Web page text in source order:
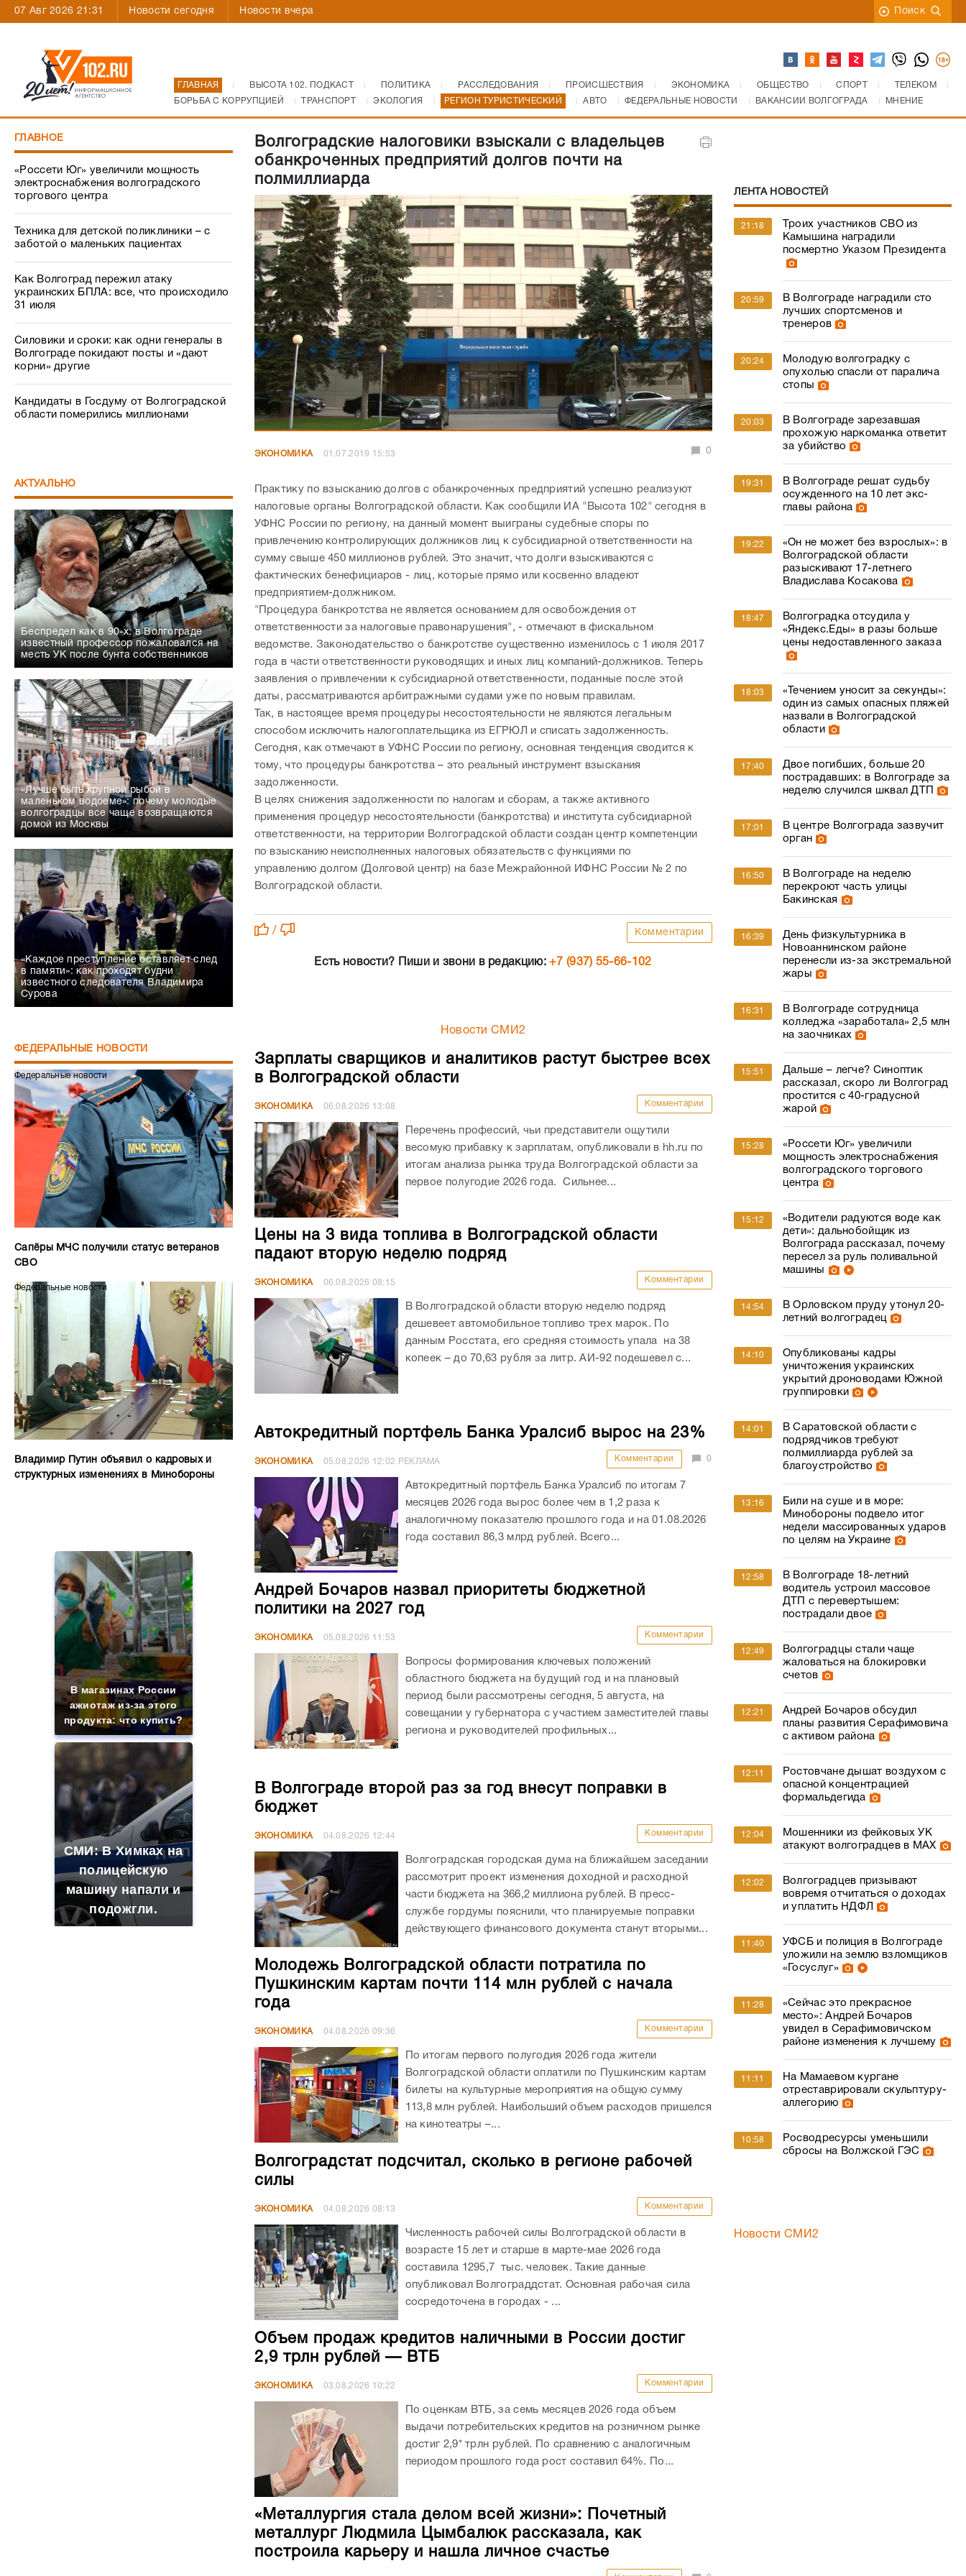
07 Авг 2026 21:31 Новости сегодня Новости вчера Поиск
ГЛАВНАЯ ВЫСОТА 102. ПОДКАСТ ПОЛИТИКА РАССЛЕДОВАНИЯ ПРОИСШЕСТВИЯ ЭКОНОМИКА ОБЩЕСТВО СПОРТ
ТЕЛЕКОМ
БОРЬБА С КОРРУПЦИЕЙ
ТРАНСПОРТ ЭКОЛОГИЯ РЕГИОН ТУРИСТИЧЕСКИЙ АВТО ФЕДЕРАЛЬНЫЕ НОВОСТИ ВАКАНСИИ ВОЛГОГРАДА МНЕНИЕ
ГЛАВНОЕ
«Россети Юг» увеличили мощность
электроснабжения волгоградского
торгового центра
Техника для детской поликлиники – с
заботой о маленьких пациентах
Как Волгоград пережил атаку
украинских БПЛА: все, что происходило
31 июля
Силовики и сроки: как одни генералы в
Волгограде покидают посты и «дают
корни» другие
Кандидаты в Госдуму от Волгоградской
области померились миллионами
АКТУАЛЬНО
Беспредел как в 90-х: в Волгограде
известный профессор пожаловался на
месть УК после бунта собственников
«Лучше быть крупной рыбой в
маленьком водоеме»: почему молодые
волгоградцы все чаще возвращаются
домой из Москвы
«Каждое преступление оставляет след
в памяти»: как проходят будни
известного следователя Владимира
Сурова
ФЕДЕРАЛЬНЫЕ НОВОСТИ
Федеральные новости
Сапёры МЧС получили статус ветеранов
СВО
Федеральные новости
Владимир Путин объявил о кадровых и
структурных изменениях в Минобороны
В магазинах России
ажиотаж из-за этого
продукта: что купить?
СМИ: В Химках на
полицейскую
машину напали и
подожгли.
Волгоградские налоговики взыскали с владельцев
обанкроченных предприятий долгов почти на
полмиллиарда
ЭКОНОМИКА 01.07.2019 15:53 0
Практику по взысканию долгов с обанкроченных предприятий успешно реализуют
налоговые органы Волгоградской области. Как сообщили ИА "Высота 102" сегодня в
УФНС России по региону, на данный момент выиграны судебные споры по
привлечению контролирующих должников лиц к субсидиарной ответственности на
сумму свыше 450 миллионов рублей. Это значит, что долги взыскиваются с
фактических бенефициаров - лиц, которые прямо или косвенно владеют
предприятием-должником.
"Процедура банкротства не является основанием для освобождения от
ответственности за налоговые правонарушения", - отмечают в фискальном
ведомстве. Законодательство о банкротстве существенно изменилось с 1 июля 2017
года в части ответственности руководящих и иных лиц компаний-должников. Теперь
заявления о привлечении к субсидиарной ответственности, поданные после этой
даты, рассматриваются арбитражными судами уже по новым правилам.
Так, в настоящее время процедуры несостоятельности не являются легальным
способом исключить налогоплательщика из ЕГРЮЛ и списать задолженность.
Сегодня, как отмечают в УФНС России по региону, основная тенденция сводится к
тому, что процедуры банкротства – это реальный инструмент взыскания
задолженности.
В целях снижения задолженности по налогам и сборам, а также активного
применения процедур несостоятельности (банкротства) и института субсидиарной
ответственности, на территории Волгоградской области создан центр компетенции
по взысканию неисполненных налоговых обязательств с функциями по
управлению долгом (Долговой центр) на базе Межрайонной ИФНС России № 2 по
Волгоградской области.
/ Комментарии
Есть новости? Пиши и звони в редакцию:+7 (937) 55-66-102
Новости СМИ2
Зарплаты сварщиков и аналитиков растут быстрее всех
в Волгоградской области
ЭКОНОМИКА 06.08.2026 13:08 Комментарии
Перечень профессий, чьи представители ощутили
весомую прибавку к зарплатам, опубликовали в hh.ru по
итогам анализа рынка труда Волгоградской области за
первое полугодие 2026 года. Сильнее...
Цены на 3 вида топлива в Волгоградской области
падают вторую неделю подряд
ЭКОНОМИКА 06.08.2026 08:15 Комментарии
В Волгоградской области вторую неделю подряд
дешевеет автомобильное топливо трех марок. По
данным Росстата, его средняя стоимость упала на 38
копеек – до 70,63 рубля за литр. АИ-92 подешевел с...
Автокредитный портфель Банка Уралсиб вырос на 23%
ЭКОНОМИКА 05.08.2026 12:02 РЕКЛАМА Комментарии 0
Автокредитный портфель Банка Уралсиб по итогам 7
месяцев 2026 года вырос более чем в 1,2 раза к
аналогичному показателю прошлого года и на 01.08.2026
года составил 86,3 млрд рублей. Всего...
Андрей Бочаров назвал приоритеты бюджетной
политики на 2027 год
ЭКОНОМИКА 05.08.2026 11:53 Комментарии
Вопросы формирования ключевых положений
областного бюджета на будущий год и на плановый
период были рассмотрены сегодня, 5 августа, на
совещании у губернатора с участием заместителей главы
региона и руководителей профильных...
В Волгограде второй раз за год внесут поправки в
бюджет
ЭКОНОМИКА 04.08.2026 12:44 Комментарии
Волгоградская городская дума на ближайшем заседании
рассмотрит проект изменения доходной и расходной
части бюджета на 366,2 миллиона рублей. В пресс-
службе гордумы пояснили, что планируемые поправки
действующего финансового документа станут вторыми...
Молодежь Волгоградской области потратила по
Пушкинским картам почти 114 млн рублей с начала
года
ЭКОНОМИКА 04.08.2026 09:36 Комментарии
По итогам первого полугодия 2026 года жители
Волгоградской области оплатили по Пушкинским картам
билеты на культурные мероприятия на общую сумму
113,8 млн рублей. Наибольший объем расходов пришелся
на кинотеатры –...
Волгоградстат подсчитал, сколько в регионе рабочей
силы
ЭКОНОМИКА 04.08.2026 08:13 Комментарии
Численность рабочей силы Волгоградской области в
возрасте 15 лет и старше в марте-мае 2026 года
составила 1295,7 тыс. человек. Такие данные
опубликовал Волгограддстат. Основная рабочая сила
сосредоточена в городах - ...
Объем продаж кредитов наличными в России достиг
2,9 трлн рублей — ВТБ
ЭКОНОМИКА 03.08.2026 10:22 Комментарии
По оценкам ВТБ, за семь месяцев 2026 года объем
выдачи потребительских кредитов на розничном рынке
достиг 2,9* трлн рублей. По сравнению с аналогичным
периодом прошлого года рост составил 64%. По...
«Металлургия стала делом всей жизни»: Почетный
металлург Людмила Цымбалюк рассказала, как
построила карьеру и нашла личное счастье
ЛЕНТА НОВОСТЕЙ
21:18
Троих участников СВО из
Камышина наградили
посмертно Указом Президента
20:59
В Волгограде наградили сто
лучших спортсменов и
тренеров
20:24
Молодую волгоградку с
опухолью спасли от паралича
стопы
20:03
В Волгограде зарезавшая
прохожую наркоманка ответит
за убийство
19:31
В Волгограде решат судьбу
осужденного на 10 лет экс-
главы района
19:22
«Он не может без взрослых»: в
Волгоградской области
разыскивают 17-летнего
Владислава Косакова
18:47
Волгоградка отсудила у
«Яндекс.Еды» в разы больше
цены недоставленного заказа
18:03
«Течением уносит за секунды»:
один из самых опасных пляжей
назвали в Волгоградской
области
17:40
Двое погибших, больше 20
пострадавших: в Волгограде за
неделю случился шквал ДТП
17:01
В центре Волгограда зазвучит
орган
16:50
В Волгограде на неделю
перекроют часть улицы
Бакинская
16:39
День физкультурника в
Новоаннинском районе
перенесли из-за экстремальной
жары
16:31
В Волгограде сотрудница
колледжа «заработала» 2,5 млн
на заочниках
15:51
Дальше – легче? Синоптик
рассказал, скоро ли Волгоград
простится с 40-градусной
жарой
15:28
«Россети Юг» увеличили
мощность электроснабжения
волгоградского торгового
центра
15:12
«Водители радуются воде как
дети»: дальнобойщик из
Волгограда рассказал, почему
пересел за руль поливальной
машины
14:54
В Орловском пруду утонул 20-
летний волгоградец
14:10
Опубликованы кадры
уничтожения украинских
укрытий дроноводами Южной
группировки
14:01
В Саратовской области с
подрядчиков требуют
полмиллиарда рублей за
благоустройство
13:16
Били на суше и в море:
Минобороны подвело итог
недели массированных ударов
по целям на Украине
12:58
В Волгограде 18-летний
водитель устроил массовое
ДТП с перевертышем:
пострадали двое
12:49
Волгоградцы стали чаще
жаловаться на блокировки
счетов
12:21
Андрей Бочаров обсудил
планы развития Серафимовича
с активом района
12:11
Ростовчане дышат воздухом с
опасной концентрацией
формальдегида
12:04
Мошенники из фейковых УК
атакуют волгоградцев в МАХ
12:02
Волгоградцев призывают
вовремя отчитаться о доходах
и уплатить НДФЛ
11:40
УФСБ и полиция в Волгограде
уложили на землю взломщиков
«Госуслуг»
11:28
«Сейчас это прекрасное
место»: Андрей Бочаров
увидел в Серафимовичском
районе изменения к лучшему
11:11
На Мамаевом кургане
отреставрировали скульптуру-
аллегорию
10:58
Росводресурсы уменьшили
сбросы на Волжской ГЭС
Новости СМИ2